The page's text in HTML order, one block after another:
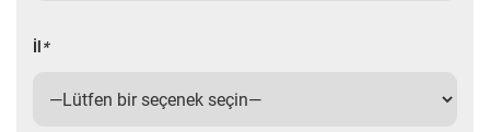
İl *